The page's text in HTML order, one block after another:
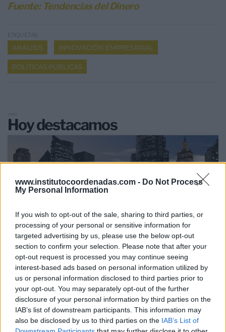
www.institutocoordenadas.com - Do Not Process
My Personal Information
If you wish to opt-out of the sale, sharing to third parties, or
processing of your personal or sensitive information for
targeted advertising by us, please use the below opt-out
section to confirm your selection. Please note that after your
opt-out request is processed you may continue seeing
interest-based ads based on personal information utilized by
us or personal information disclosed to third parties prior to
your opt-out. You may separately opt-out of the further
disclosure of your personal information by third parties on the
IAB’s list of downstream participants. This information may
also be disclosed by us to third parties on the IAB’s List of
Fuente: Tendencias del Dinero
ANÁLISIS INNOVACIÓN EMPRESARIAL
POLÍTICAS PÚBLICAS
Hoy destacamos
17 Jul 2026
La revisión de MARCo debe garantizar la inversión y
preservar el liderazgo español en fibra